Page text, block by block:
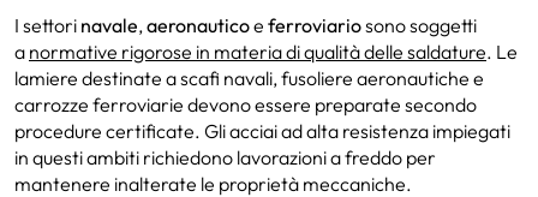
I settori navale, aeronauticoe ferroviariosono soggetti
a normative rigorose in materia di qualità delle saldature. Le
lamiere destinate a scafi navali, fusoliere aeronautiche e
carrozze ferroviarie devono essere preparate secondo
procedure certificate. Gli acciai ad alta resistenza impiegati
in questi ambiti richiedono lavorazioni a freddo per
mantenere inalterate le proprietà meccaniche.